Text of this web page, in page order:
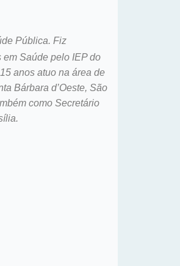
Pública. Fiz
Saúde pelo IEP do
anos atuo na área de
Bárbara d’Oeste, São
como Secretário